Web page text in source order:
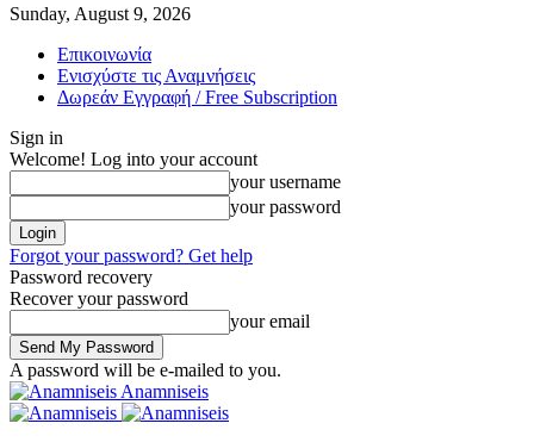
Sunday, August 9, 2026
Επικοινωνία
Ενισχύστε τις Αναμνήσεις
Δωρεάν Εγγραφή / Free Subscription
Sign in
Welcome! Log into your account
your username
your password
Forgot your password? Get help
Password recovery
Recover your password
your email
A password will be e-mailed to you.
Anamniseis